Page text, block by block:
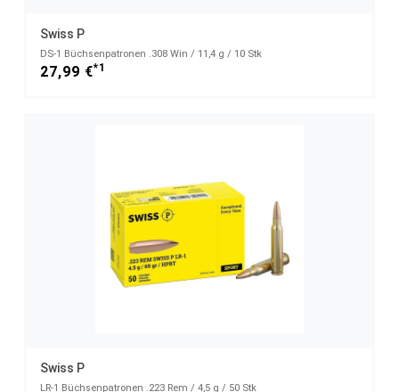
Swiss P
DS-1 Büchsenpatronen .308 Win / 11,4 g / 10 Stk
27,99 €*1
Swiss P
LR-1 Büchsenpatronen .223 Rem / 4,5 g / 50 Stk